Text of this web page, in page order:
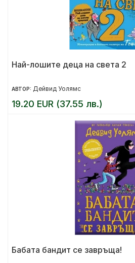
Най-лошите деца на света 2
АВТОР: Дейвид Уолямс
19.20 EUR (37.55 лв.)
Бабата бандит се завръща!